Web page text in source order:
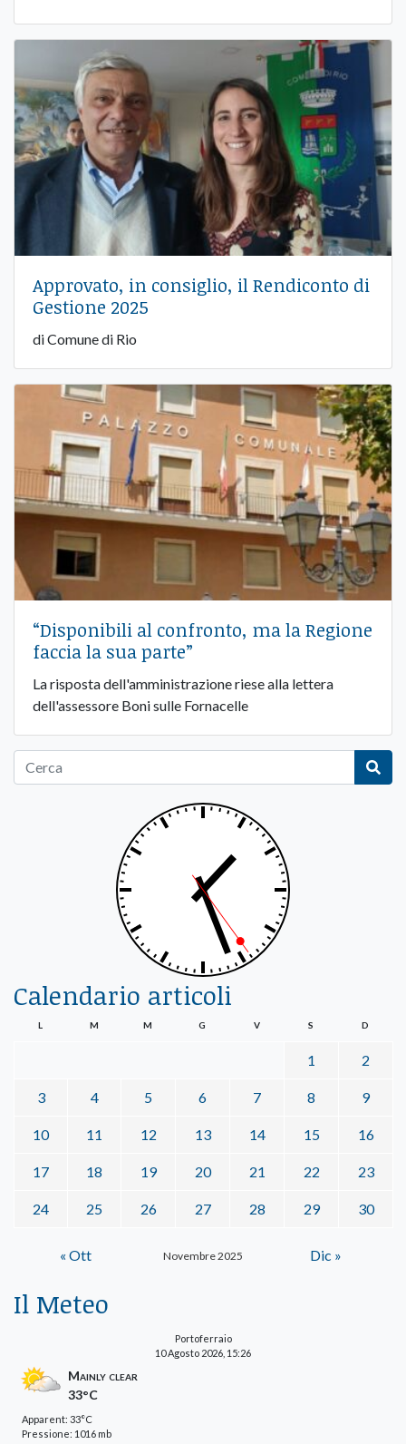
Approvato, in consiglio, il Rendiconto di
Gestione 2025
di Comune di Rio
“Disponibili al confronto, ma la Regione
faccia la sua parte”
La risposta dell'amministrazione riese alla lettera
dell'assessore Boni sulle Fornacelle
Calendario articoli
Novembre 2025
L M M G V S D
1 2
3 4 5 6 7 8 9
10 11 12 13 14 15 16
17 18 19 20 21 22 23
24 25 26 27 28 29 30
« Ott Dic »
Il Meteo
Portoferraio
10 Agosto 2026, 15:26
Mainly clear
33°C
Apparent: 33°C
Pressione: 1016 mb